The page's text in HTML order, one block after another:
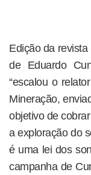
Edição da revista
de Eduardo
“escalou o
Mineração,
objetivo de
a exploração do
é uma lei dos
campanha de